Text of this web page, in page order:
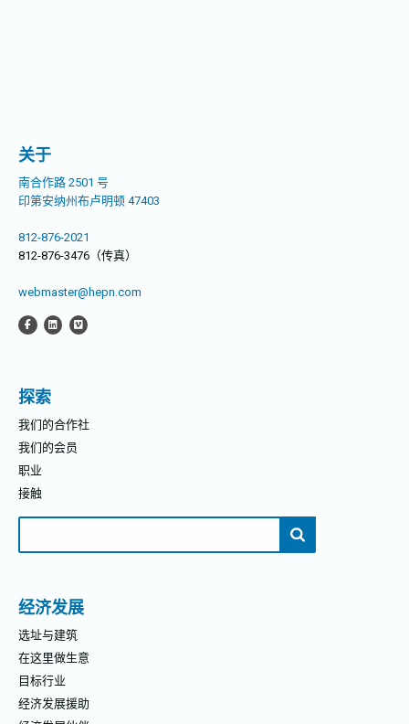
关于
南合作路 2501 号
印第安纳州布卢明顿 47403
812-876-2021
812-876-3476（传真）
webmaster@hepn.com
探索
我们的合作社
我们的会员
职业
接触
经济发展
选址与建筑
在这里做生意
目标行业
经济发展援助